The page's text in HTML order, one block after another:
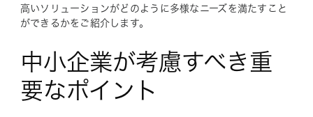
高いソリューションがどのように多様なニーズを満たすこと
ができるかをご紹介します。
中小企業が考慮すべき重
要なポイント